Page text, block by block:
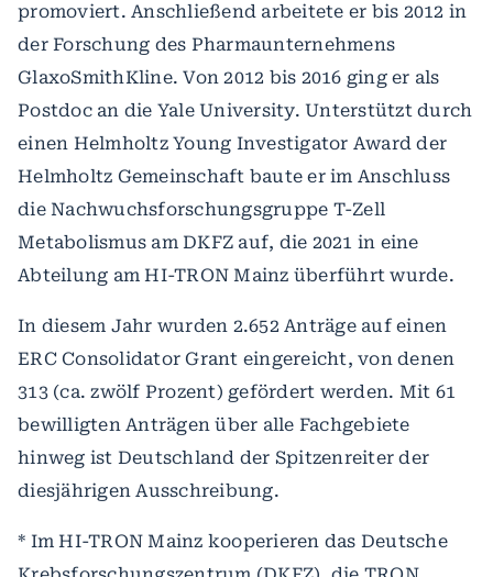
promoviert. Anschließend arbeitete er bis 2012 in
der Forschung des Pharmaunternehmens
GlaxoSmithKline. Von 2012 bis 2016 ging er als
Postdoc an die Yale University. Unterstützt durch
einen Helmholtz Young Investigator Award der
Helmholtz Gemeinschaft baute er im Anschluss
die Nachwuchsforschungsgruppe T-Zell
Metabolismus am DKFZ auf, die 2021 in eine
Abteilung am HI-TRON Mainz überführt wurde.
In diesem Jahr wurden 2.652 Anträge auf einen
ERC Consolidator Grant eingereicht, von denen
313 (ca. zwölf Prozent) gefördert werden. Mit 61
bewilligten Anträgen über alle Fachgebiete
hinweg ist Deutschland der Spitzenreiter der
diesjährigen Ausschreibung.
* Im HI-TRON Mainz kooperieren das Deutsche